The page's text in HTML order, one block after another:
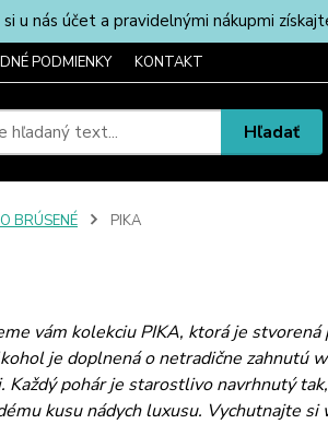
u nás účet a pravidelnými nákupmi
PODMIENKY KONTAKT
Hľadať
BRÚSENÉ PIKA
vám kolekciu PIKA, ktorá je
je doplnená o netradične zahnutú
Každý pohár je starostlivo navrhnutý
kusu nádych luxusu. Vychutnajte